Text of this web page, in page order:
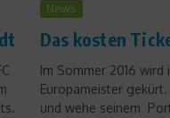
News
Das kosten
Im Sommer 2016
Europameister
und wehe seinem